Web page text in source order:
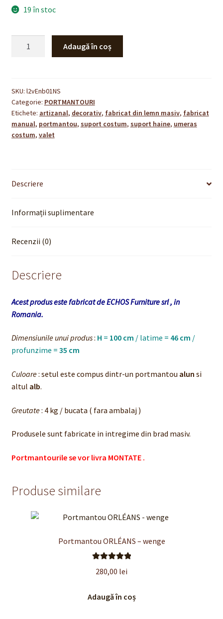
19 în stoc
portmantouri
ÉVOQUE
-
alun
si
Adaugă în coș
SKU: l2vEnb01NS
Categorie: PORTMANTOURI
Etichete: artizanal, decorativ, fabricat din lemn masiv, fabricat
manual, portmantou, suport costum, suport haine, umeras
costum, valet
Descriere
Informații suplimentare
Recenzii (0)
Descriere
Acest produs este fabricat de ECHOS Furniture srl , in
Romania.
Dimensiunile unui produs: H = 100 cm / latime = 46 cm /
profunzime = 35 cm
Culoare: setul este compus dintr-un portmantou alun si
altul alb.
Greutate: 4 kg / bucata ( fara ambalaj )
Produsele sunt fabricate in intregime din brad masiv.
Portmantourile se vor livra MONTATE .
Produse similare
Portmantou ORLÉANS – wenge
5.00
280,00 lei
Adaugă în coș